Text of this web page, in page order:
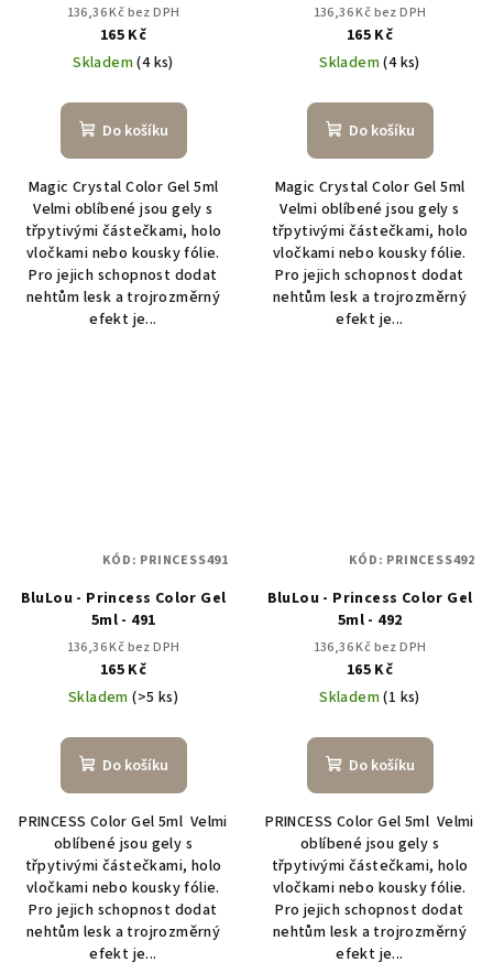
136,36 Kč bez DPH
165 Kč
Skladem(4 ks)
Do košíku
Magic Crystal Color Gel 5ml
Velmi oblíbené jsou gely s
třpytivými částečkami, holo
vločkami nebo kousky fólie.
Pro jejich schopnost dodat
nehtům lesk a trojrozměrný
efekt je...
136,36 Kč bez DPH
165 Kč
Skladem(4 ks)
Do košíku
Magic Crystal Color Gel 5ml
Velmi oblíbené jsou gely s
třpytivými částečkami, holo
vločkami nebo kousky fólie.
Pro jejich schopnost dodat
nehtům lesk a trojrozměrný
efekt je...
BluLou - Princess Color Gel
5ml - 491
136,36 Kč bez DPH
165 Kč
Skladem(>5 ks)
Do košíku
PRINCESS Color Gel 5ml Velmi
oblíbené jsou gely s
třpytivými částečkami, holo
vločkami nebo kousky fólie.
Pro jejich schopnost dodat
nehtům lesk a trojrozměrný
efekt je...
KÓD: PRINCESS491
BluLou - Princess Color Gel
5ml - 492
136,36 Kč bez DPH
165 Kč
Skladem(1 ks)
Do košíku
PRINCESS Color Gel 5ml Velmi
oblíbené jsou gely s
třpytivými částečkami, holo
vločkami nebo kousky fólie.
Pro jejich schopnost dodat
nehtům lesk a trojrozměrný
efekt je...
KÓD: PRINCESS492